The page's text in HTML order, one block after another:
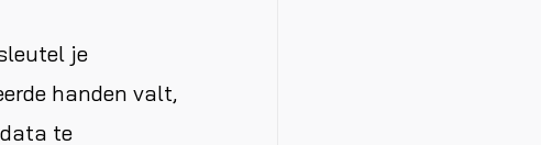
je
handen valt,
te